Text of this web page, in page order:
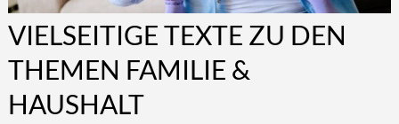
Mode
Soziales/Umwelt
Sport
Fahrrad/E-Bike
Landschaft/Berge
Städte/Kultur
Weitere Reisethemen
Rund ums Haus
Haus
Ratgeber
TECHNIK
Hardware/Software
Kommunikation/Internet
VIELSEITIGE TEXTE ZU DEN
THEMEN FAMILIE &
HAUSHALT